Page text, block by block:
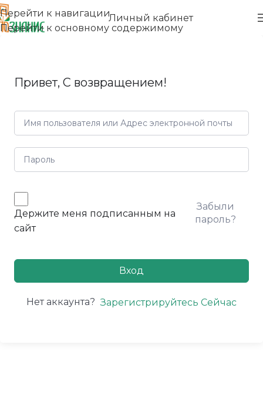
Перейти к навигации
Перейти к основному содержимому
Личный кабинет
Привет, С возвращением!
Держите меня подписанным на
сайт
Забыли
пароль?
Вход
Нет аккаунта? Зарегистрируйтесь Сейчас